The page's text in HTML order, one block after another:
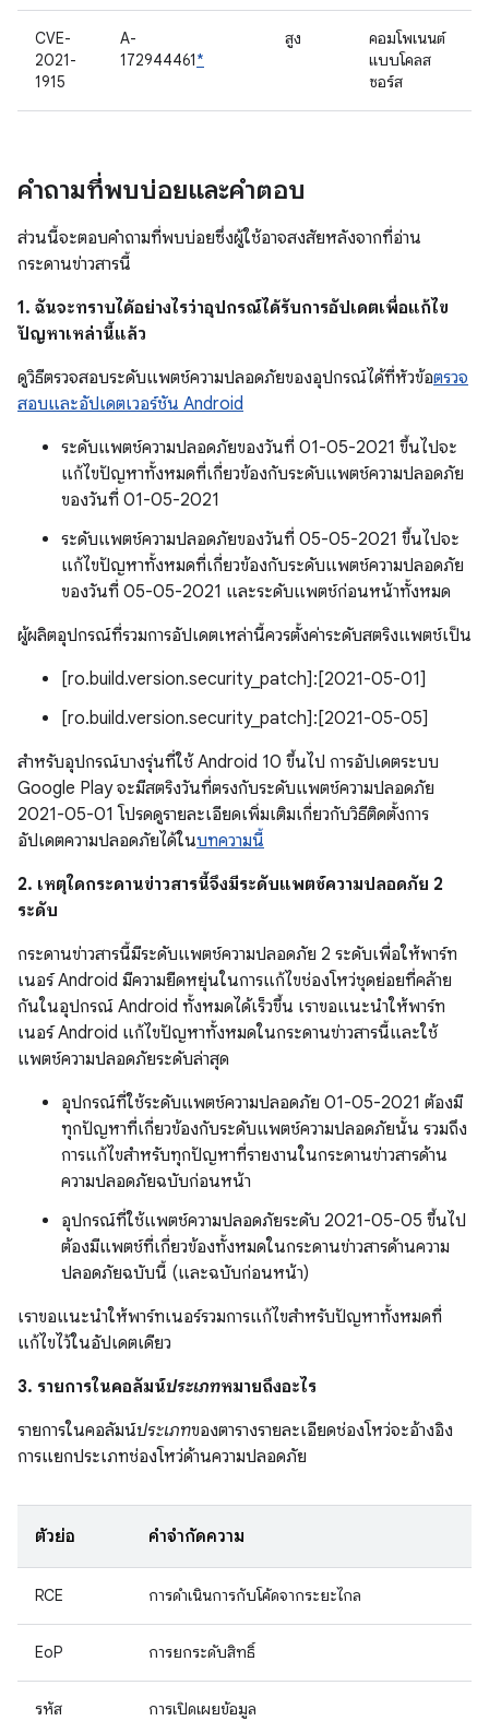
CVE-
2021-
1915
A-
172944461*
สูง
คอมโพเนนต์
แบบโคลส
ซอร์ส
คำถามที่พบบ่อยและคำตอบ
ส่วนนี้จะตอบคำถามที่พบบ่อยซึ่งผู้ใช้อาจสงสัยหลังจากที่อ่าน
กระดานข่าวสารนี้
1. ฉันจะทราบได้อย่างไรว่าอุปกรณ์ได้รับการอัปเดตเพื่อแก้ไข
ปัญหาเหล่านี้แล้ว
ดูวิธีตรวจสอบระดับแพตช์ความปลอดภัยของอุปกรณ์ได้ที่หัวข้อตรวจ
สอบและอัปเดตเวอร์ชัน Android
ระดับแพตช์ความปลอดภัยของวันที่ 01-05-2021 ขึ้นไปจะ
แก้ไขปัญหาทั้งหมดที่เกี่ยวข้องกับระดับแพตช์ความปลอดภัย
ของวันที่ 01-05-2021
ระดับแพตช์ความปลอดภัยของวันที่ 05-05-2021 ขึ้นไปจะ
แก้ไขปัญหาทั้งหมดที่เกี่ยวข้องกับระดับแพตช์ความปลอดภัย
ของวันที่ 05-05-2021 และระดับแพตช์ก่อนหน้าทั้งหมด
ผู้ผลิตอุปกรณ์ที่รวมการอัปเดตเหล่านี้ควรตั้งค่าระดับสตริงแพตช์เป็น
[ro.build.version.security_patch]:[2021-05-01]
[ro.build.version.security_patch]:[2021-05-05]
สำหรับอุปกรณ์บางรุ่นที่ใช้ Android 10 ขึ้นไป การอัปเดตระบบ
Google Play จะมีสตริงวันที่ตรงกับระดับแพตช์ความปลอดภัย
2021-05-01 โปรดดูรายละเอียดเพิ่มเติมเกี่ยวกับวิธีติดตั้งการ
อัปเดตความปลอดภัยได้ในบทความนี้
2. เหตุใดกระดานข่าวสารนี้จึงมีระดับแพตช์ความปลอดภัย 2
ระดับ
กระดานข่าวสารนี้มีระดับแพตช์ความปลอดภัย 2 ระดับเพื่อให้พาร์ท
เนอร์ Android มีความยืดหยุ่นในการแก้ไขช่องโหว่ชุดย่อยที่คล้าย
กันในอุปกรณ์ Android ทั้งหมดได้เร็วขึ้น เราขอแนะนำให้พาร์ท
เนอร์ Android แก้ไขปัญหาทั้งหมดในกระดานข่าวสารนี้และใช้
แพตช์ความปลอดภัยระดับล่าสุด
อุปกรณ์ที่ใช้ระดับแพตช์ความปลอดภัย 01-05-2021 ต้องมี
ทุกปัญหาที่เกี่ยวข้องกับระดับแพตช์ความปลอดภัยนั้น รวมถึง
การแก้ไขสำหรับทุกปัญหาที่รายงานในกระดานข่าวสารด้าน
ความปลอดภัยฉบับก่อนหน้า
อุปกรณ์ที่ใช้แพตช์ความปลอดภัยระดับ 2021-05-05 ขึ้นไป
ต้องมีแพตช์ที่เกี่ยวข้องทั้งหมดในกระดานข่าวสารด้านความ
ปลอดภัยฉบับนี้ (และฉบับก่อนหน้า)
เราขอแนะนำให้พาร์ทเนอร์รวมการแก้ไขสำหรับปัญหาทั้งหมดที่
แก้ไขไว้ในอัปเดตเดียว
3. รายการในคอลัมน์ประเภทหมายถึงอะไร
รายการในคอลัมน์ประเภทของตารางรายละเอียดช่องโหว่จะอ้างอิง
การแยกประเภทช่องโหว่ด้านความปลอดภัย
ตัวย่อ คำจำกัดความ
RCE การดำเนินการกับโค้ดจากระยะไกล
EoP การยกระดับสิทธิ์
รหัส การเปิดเผยข้อมูล